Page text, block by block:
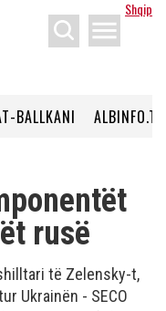
Shqip
menu
BALLKANI ALBINFO.TV
rusë
të Zelensky-t,
Ukrainën - SECO